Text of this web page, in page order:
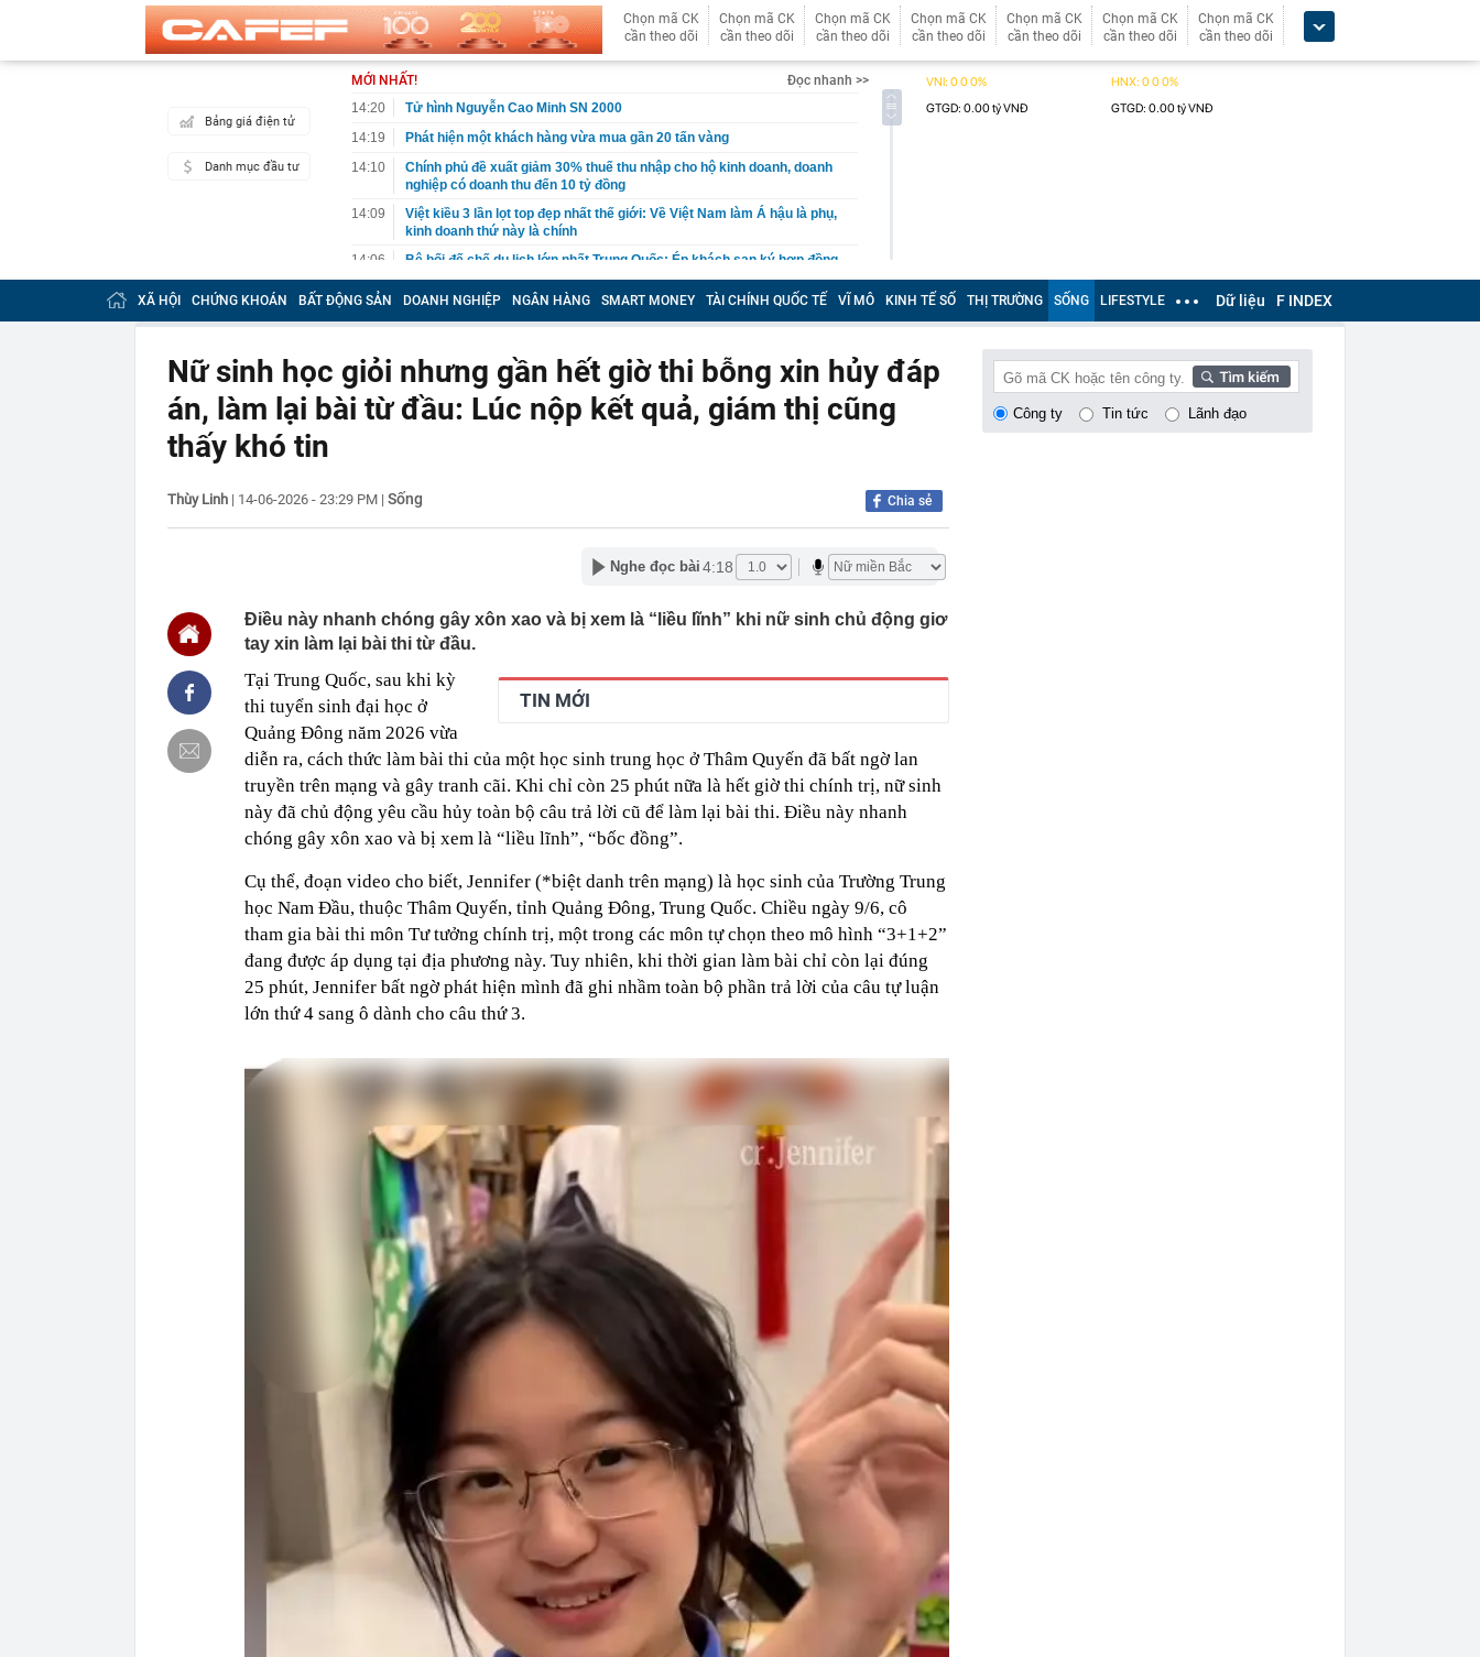
Chọn mã CK
cần theo dõi
Chọn mã CK
cần theo dõi
Chọn mã CK
cần theo dõi
Chọn mã CK
cần theo dõi
Chọn mã CK
cần theo dõi
Chọn mã CK
cần theo dõi
Chọn mã CK
cần theo dõi
Bảng giá điện tử
Danh mục đầu tư
MỚI NHẤT!
Đọc nhanh >>
14:20
Tử hình Nguyễn Cao Minh SN 2000
14:19
Phát hiện một khách hàng vừa mua gần 20 tấn vàng
14:10
Chính phủ đề xuất giảm 30% thuế thu nhập cho hộ kinh doanh, doanh
nghiệp có doanh thu đến 10 tỷ đồng
14:09
Việt kiều 3 lần lọt top đẹp nhất thế giới: Về Việt Nam làm Á hậu là phụ,
kinh doanh thứ này là chính
14:06
Bê bối đế chế du lịch lớn nhất Trung Quốc: Ép khách sạn ký hợp đồng
độc quyền, đối tác không thể tự quyết định giá
14:04
TPHCM sửa kế hoạch đấu giá 8 lô đất tại Khu đô thị mới Thủ Thiêm
14:00
Công an có cảnh báo quan trọng đến người thường xuyên nhận tiền
chuyển khoản
Trung Quốc xây siêu đập thủy điện lớn nhất thế giới, gấp 3 lần Tam
13:40
Ra ngân hàng chuyển 1,1 tỷ đồng vào tài khoản của chính mình, người
đàn ông bị công an chặn giao dịch
13:35
Tình hình hiện tại của Việt Anh - Quỳnh Nga
13:17
Vì sao ngày càng nhiều gia đình thích đặt 1 lọ dầu gió trong nhà vệ
13:17
Chiến lược bóp nghẹt lực lượng Ukraine
13:08
13:01
Khoan thăm dò, phát hiện bí mật dưới mỏ đa kim loại vàng, bạc - thân
quặng dày bất thường hé lộ dư địa khai thác lớn
13:00
Các nhà khoa học tạo ra virus bằng AI
12:45
Xuân Son xúc động khi trở thành cầu thủ nhập tịch đầu tiên trong lịch
sử đeo băng đội trưởng ĐT Việt Nam
12:44
Nga bác nghi vấn liên quan vụ drone mang chất nổ tại sân bay Đức
XÃ HỘI CHỨNG KHOÁN BẤT ĐỘNG SẢN DOANH NGHIỆP NGÂN HÀNG SMART MONEY TÀI CHÍNH QUỐC TẾ VĨ MÔ KINH TẾ SỐ THỊ TRƯỜNG SỐNG LIFESTYLE Dữ liệu F INDEX
Nữ sinh học giỏi nhưng gần hết giờ thi bỗng xin hủy đáp
án, làm lại bài từ đầu: Lúc nộp kết quả, giám thị cũng
thấy khó tin
Thùy Linh | 14-06-2026 - 23:29 PM | Sống Chia sẻ
Nghe đọc bài 4:18
Điều này nhanh chóng gây xôn xao và bị xem là “liều lĩnh” khi nữ sinh chủ động giơ
tay xin làm lại bài thi từ đầu.
TIN MỚI
Tại Trung Quốc, sau khi kỳ
thi tuyển sinh đại học ở
Quảng Đông năm 2026 vừa
diễn ra, cách thức làm bài thi của một học sinh trung học ở Thâm Quyến đã bất ngờ lan
truyền trên mạng và gây tranh cãi. Khi chỉ còn 25 phút nữa là hết giờ thi chính trị, nữ sinh
này đã chủ động yêu cầu hủy toàn bộ câu trả lời cũ để làm lại bài thi. Điều này nhanh
chóng gây xôn xao và bị xem là “liều lĩnh”, “bốc đồng”.
Cụ thể, đoạn video cho biết, Jennifer (*biệt danh trên mạng) là học sinh của Trường Trung
học Nam Đầu, thuộc Thâm Quyến, tỉnh Quảng Đông, Trung Quốc. Chiều ngày 9/6, cô
tham gia bài thi môn Tư tưởng chính trị, một trong các môn tự chọn theo mô hình “3+1+2”
đang được áp dụng tại địa phương này. Tuy nhiên, khi thời gian làm bài chỉ còn lại đúng
25 phút, Jennifer bất ngờ phát hiện mình đã ghi nhầm toàn bộ phần trả lời của câu tự luận
lớn thứ 4 sang ô dành cho câu thứ 3.
Công ty Tin tức Lãnh đạo